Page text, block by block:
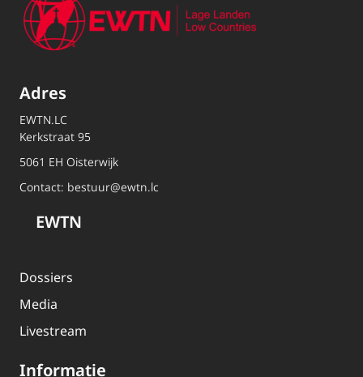
Adres
EWTN.LC
Kerkstraat 95
5061 EH Oisterwijk
Contact: bestuur@ewtn.lc
EWTN
Dossiers
Media
Livestream
Informatie